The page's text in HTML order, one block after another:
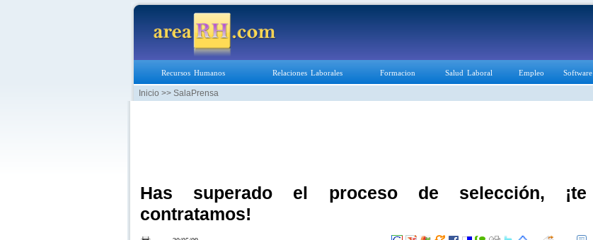
Recursos Humanos Relaciones Laborales Formacion Salud Laboral Empleo Software
Inicio >> SalaPrensa
Has superado el proceso de selección, ¡te
contratamos!